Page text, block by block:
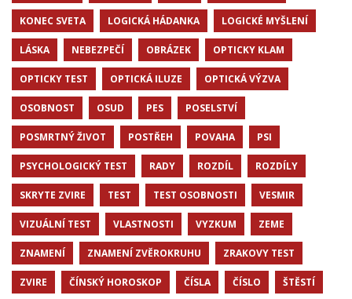
KONEC SVETA LOGICKÁ HÁDANKA LOGICKÉ MYŠLENÍ
LÁSKA NEBEZPEČÍ OBRÁZEK OPTICKY KLAM
OPTICKY TEST OPTICKÁ ILUZE OPTICKÁ VÝZVA
OSOBNOST OSUD PES POSELSTVÍ
POSMRTNÝ ŽIVOT POSTŘEH POVAHA PSI
PSYCHOLOGICKÝ TEST RADY ROZDÍL ROZDÍLY
SKRYTE ZVIRE TEST TEST OSOBNOSTI VESMIR
VIZUÁLNÍ TEST VLASTNOSTI VYZKUM ZEME
ZNAMENÍ ZNAMENÍ ZVĚROKRUHU ZRAKOVY TEST
ZVIRE ČÍNSKÝ HOROSKOP ČÍSLA ČÍSLO ŠTĚSTÍ